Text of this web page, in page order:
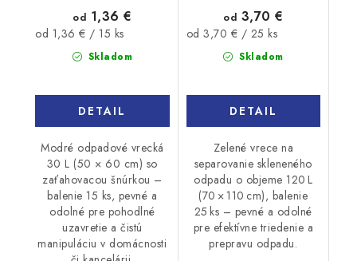
Skladom
od 1,36 €
Jednotková
od 1,36 € / 15 ks
DETAIL
Modré odpadové vrecká
30 L (50 × 60 cm) so
zaťahovacou šnúrkou –
balenie 15 ks, pevné a
odolné pre pohodlné
uzavretie a čistú
manipuláciu v domácnosti
Skladom
od 3,70 €
Jednotková
od 3,70 € / 25 ks
DETAIL
Zelené vrece na
separovanie skleneného
odpadu o objeme 120 L
(70 × 110 cm), balenie
25 ks – pevné a odolné
pre efektívne triedenie a
prepravu odpadu.